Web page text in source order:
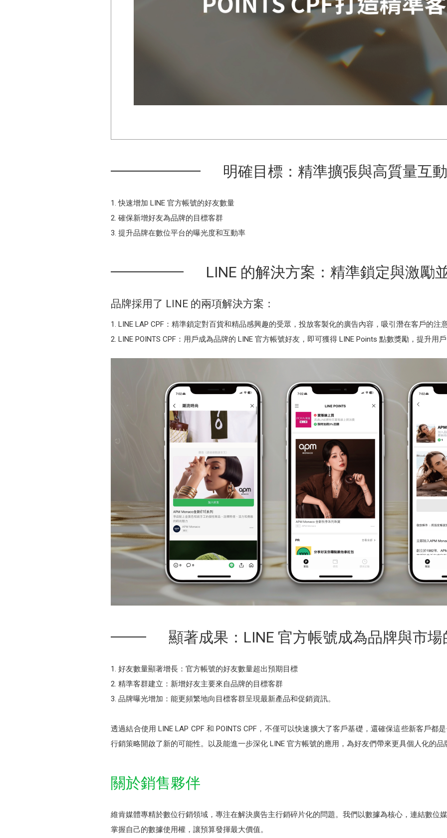
明確目標：精準擴張與高質量互動
快速增加 LINE 官方帳號的好友數量
確保新增好友為品牌的目標客群
提升品牌在數位平台的曝光度和互動率
LINE 的解決方案：精準鎖定與激勵
品牌採用了 LINE 的兩項解決方案：
LINE LAP CPF：精準鎖定對百貨和精品感興趣的受眾，投放客製化的廣告內容，吸引潛在客戶的注
LINE POINTS CPF：用戶成為品牌的 LINE 官方帳號好友，即可獲得 LINE Points 點數獎勵，提升用
顯著成果：LINE 官方帳號成為品牌與市
好友數量顯著增長：官方帳號的好友數量超出預期目標
精準客群建立：新增好友主要來自品牌的目標客群
品牌曝光增加：能更頻繁地向目標客群呈現最新產品和促銷資訊。
透過結合使用 LINE LAP CPF 和 POINTS CPF，不僅可以快速擴大了客戶基礎，還確保這些新客戶都
行銷策略開啟了新的可能性。以及能進一步深化 LINE 官方帳號的應用，為好友們帶來更具個人化的品
關於銷售夥伴
維肯媒體專精於數位行銷領域，專注在解決廣告主行銷碎片化的問題。我們以數據為核心，連結數位
掌握自己的數據使用權，讓預算發揮最大價值。